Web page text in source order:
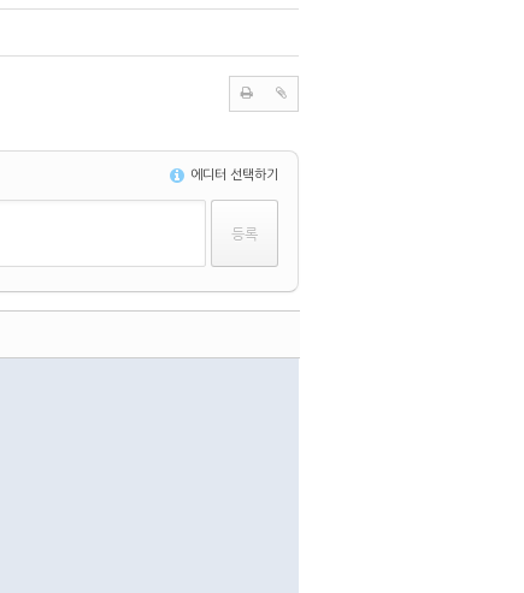
에디터 선택하기